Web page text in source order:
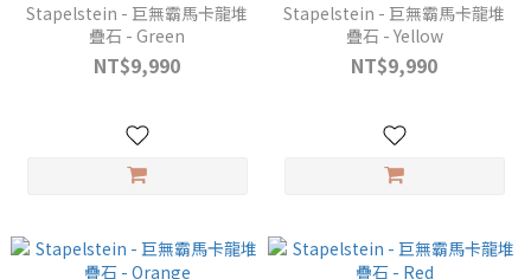
Stapelstein - 巨無霸馬卡龍堆
疊石 - Green
NT$9,990
Stapelstein - 巨無霸馬卡龍堆
疊石 - Yellow
NT$9,990